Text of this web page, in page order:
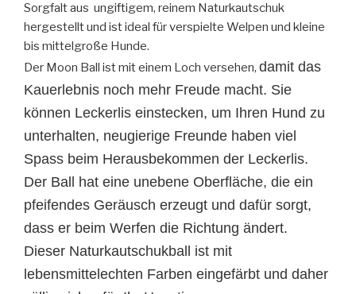
Sorgfalt aus ungiftigem, reinem Naturkautschuk
hergestellt und ist ideal für verspielte Welpen und kleine
bis mittelgroße Hunde.
Der Moon Ball ist mit einem Loch versehen, damit das
Kauerlebnis noch mehr Freude macht. Sie
können Leckerlis einstecken, um Ihren Hund zu
unterhalten, neugierige Freunde haben viel
Spass beim Herausbekommen der Leckerlis.
Der Ball hat eine unebene Oberfläche, die ein
pfeifendes Geräusch erzeugt und dafür sorgt,
dass er beim Werfen die Richtung ändert.
Dieser Naturkautschukball ist mit
lebensmittelechten Farben eingefärbt und daher